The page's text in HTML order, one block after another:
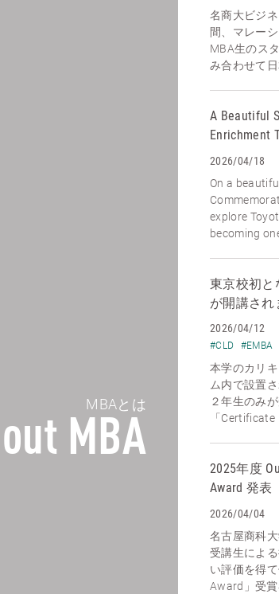
MBAとは
MBA
名商大ビジ
間、マレー
MBA生のス
み合わせて
A Beautiful
Enrichment
2026/04/18
On a
explore
becoming
東京校初と
が開講され
2026/04/12
#CLD #EMBA
本学のカリ
ム内で設置
２年生のみ
「
2025年度
Award 発表
2026/04/04
名古屋商科
受講生によ
い評価を得
Award」受賞